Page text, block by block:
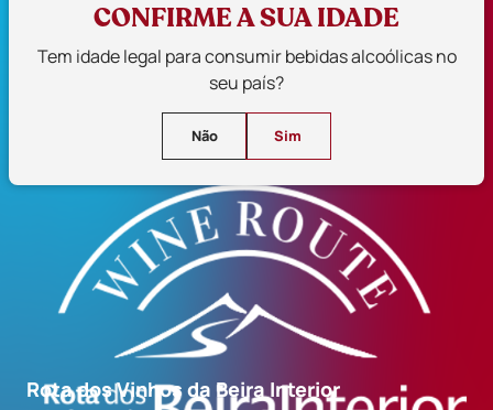
Siga-nos
Rota dos Vinhos da Beira Interior
CONFIRME A SUA IDADE
Tem idade legal para consumir bebidas alcoólicas no
seu país?
Não Sim